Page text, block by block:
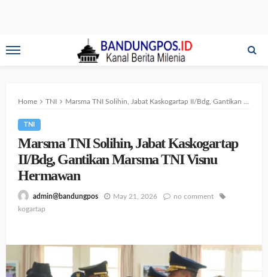
Home TNI Marsma TNI Solihin, Jabat Kaskogartap II/Bdg, Gantikan Marsma TNI Visnu Hermawan
TNI
Marsma TNI Solihin, Jabat Kaskogartap
II/Bdg, Gantikan Marsma TNI Visnu
Hermawan
admin@bandungpos May 21, 2026
no comment
kogartap